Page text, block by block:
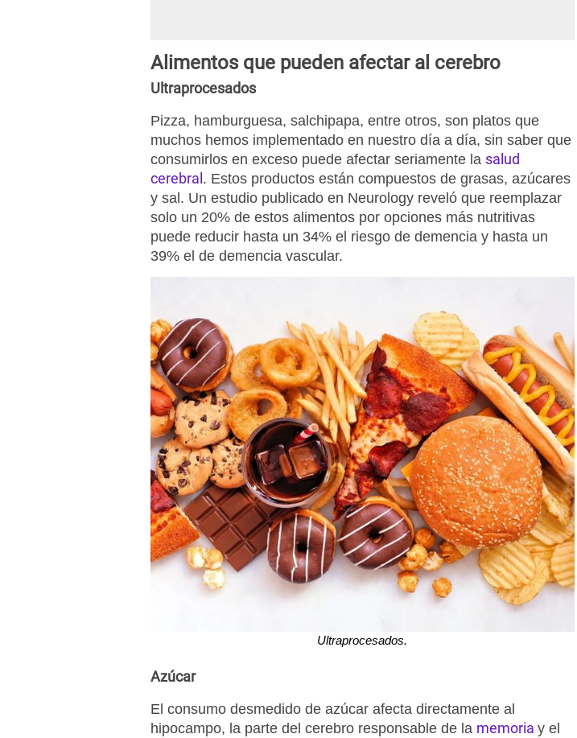
Alimentos que pueden afectar al cerebro
Ultraprocesados
Pizza, hamburguesa, salchipapa, entre otros, son platos que
muchos hemos implementado en nuestro día a día, sin saber que
consumirlos en exceso puede afectar seriamente la salud
cerebral . Estos productos están compuestos de grasas, azúcares
y sal. Un estudio publicado en Neurology reveló que reemplazar
solo un 20% de estos alimentos por opciones más nutritivas
puede reducir hasta un 34% el riesgo de demencia y hasta un
39% el de demencia vascular.
Ultraprocesados.
Azúcar
El consumo desmedido de azúcar afecta directamente al
hipocampo, la parte del cerebro responsable de la memoria y el